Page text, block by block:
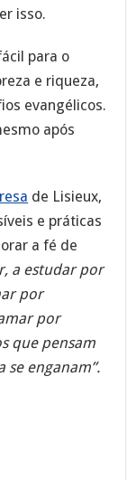
isso.
para o
e riqueza,
evangélicos.
após
de Lisieux,
e práticas
a fé de
a estudar por
por
por
que pensam
enganam”.